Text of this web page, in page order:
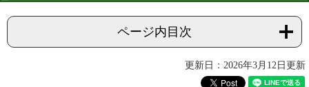
ページ内目次
更新日：2026年3月12日更新